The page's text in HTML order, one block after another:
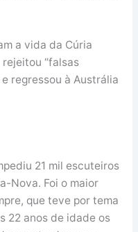
a vida da Cúria
rejeitou “falsas
regressou à Austrália
21 mil escuteiros
Nova. Foi o maior
que teve por tema
22 anos de idade os